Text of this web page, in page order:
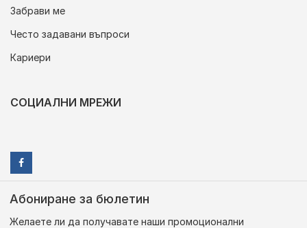
Забрави ме
Често задавани въпроси
Кариери
СОЦИАЛНИ МРЕЖИ
Абониране за бюлетин
Желаете ли да получавате наши промоционални